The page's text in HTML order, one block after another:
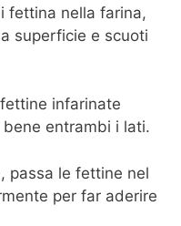
fettina nella farina,
superficie e scuoti
infarinate
bene entrambi i lati.
passa le fettine nel
per far aderire